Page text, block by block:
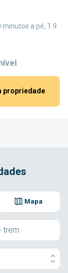
minutos a pé, 1.9
propriedade
Mapa